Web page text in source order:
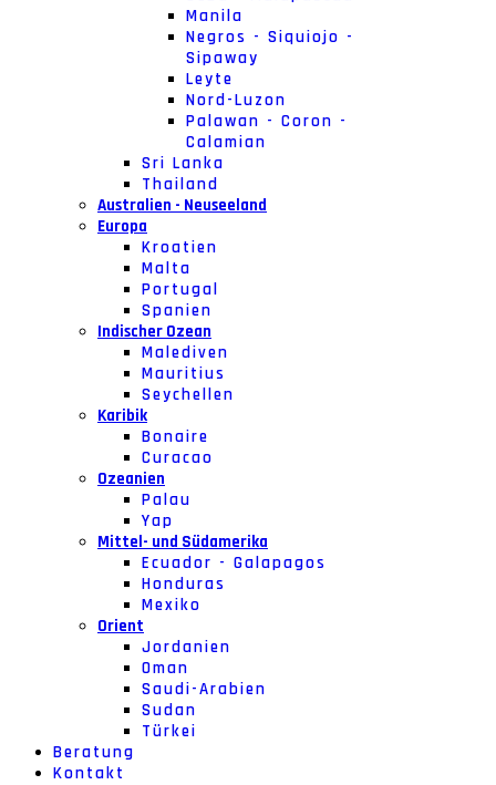
Manila
Negros - Siquiojo -
Sipaway
Leyte
Nord-Luzon
Palawan - Coron -
Calamian
Sri Lanka
Thailand
Australien - Neuseeland
Europa
Kroatien
Malta
Portugal
Spanien
Indischer Ozean
Malediven
Mauritius
Seychellen
Karibik
Bonaire
Curacao
Ozeanien
Palau
Yap
Mittel- und Südamerika
Ecuador - Galapagos
Honduras
Mexiko
Orient
Jordanien
Oman
Saudi-Arabien
Sudan
Türkei
Beratung
Kontakt